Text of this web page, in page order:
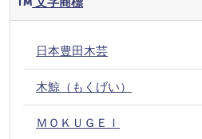
日本豊田木芸
木鯨（もくげい）
ＭＯＫＵＧＥＩ